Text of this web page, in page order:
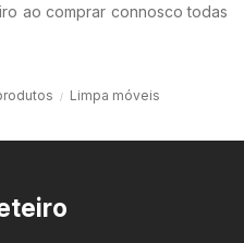
ao comprar connosco todas
Limpa móveis